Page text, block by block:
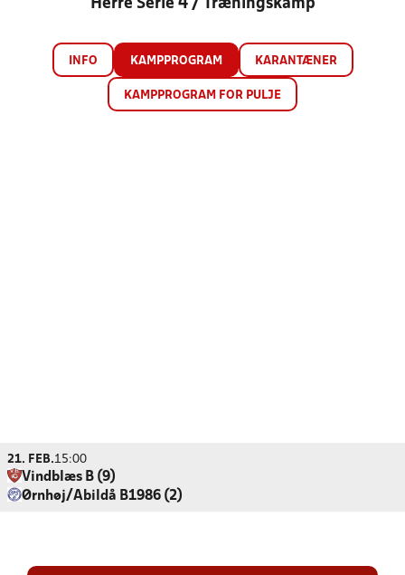
Herre Serie 4 / Træningskamp
INFO KAMPPROGRAM KARANTÆNER
KAMPPROGRAM FOR PULJE
21. FEB.15:00
Vindblæs B (9)
Ørnhøj/Abildå B1986 (2)